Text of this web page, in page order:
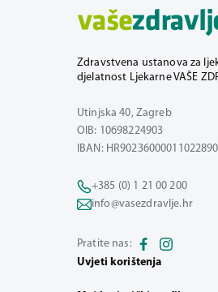
Zdravstvena ustanova za
djelatnost Ljekarne VAŠE
Utinjska 40, Zagreb
OIB: 10698224903
IBAN:
+385 (0) 1 21 00 200
info@vasezdravlje.hr
Pratite nas:
Uvjeti korištenja